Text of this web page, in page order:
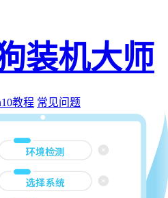
装机大师
教程 常见问题